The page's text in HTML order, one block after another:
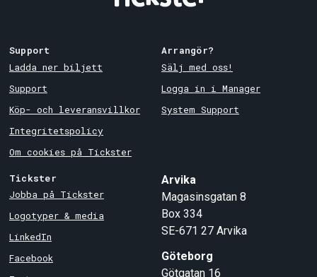
Support
Ladda ner biljett
Support
Köp- och leveransvillkor
Integritetspolicy
Om cookies på Tickster
Arrangör?
Sälj med oss!
Logga in i Manager
System Support
Tickster
Jobba på Tickster
Logotyper & media
LinkedIn
Facebook
Arvika
Magasinsgatan 8
Box 334
SE-671 27 Arvika
Göteborg
Götgatan 16